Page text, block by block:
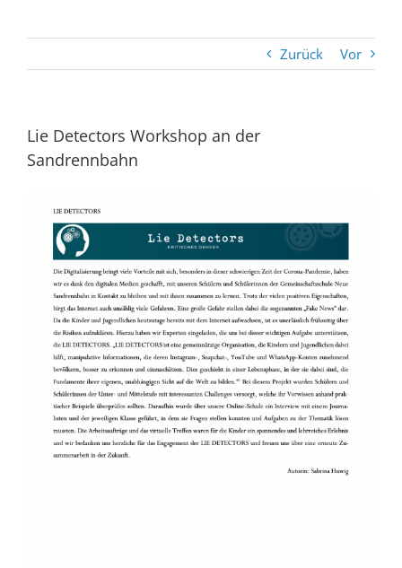
Zurück Vor
Lie Detectors Workshop an der
Sandrennbahn